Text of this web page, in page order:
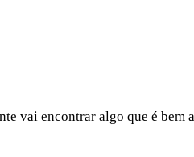
vai encontrar algo que é